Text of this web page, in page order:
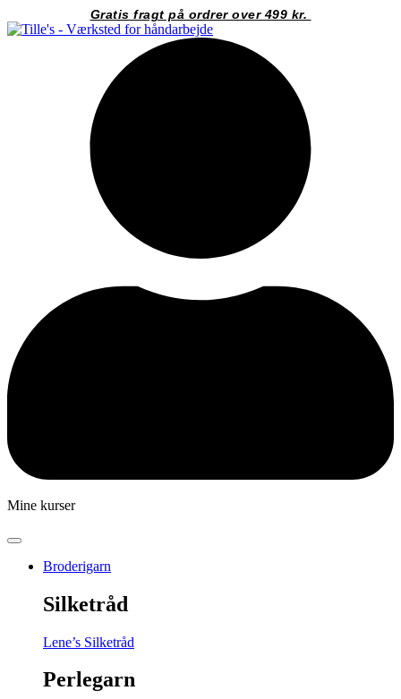
til
Gratis fragt på ordrer over 499 kr.
Mine kurser
Broderigarn
Silketråd
Lene’s Silketråd
Perlegarn